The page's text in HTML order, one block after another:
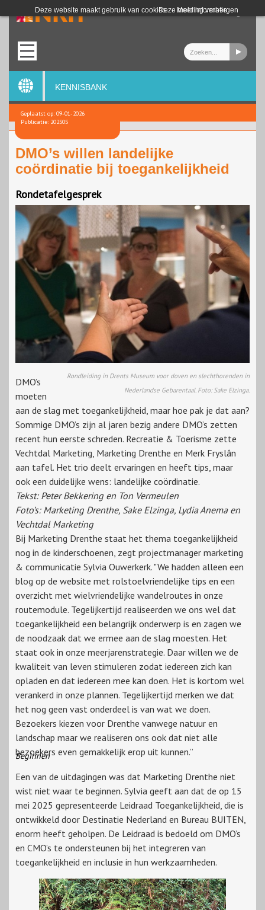
Deze website maakt gebruik van cookies. Meer informatie
Deze melding verbergen
Login
KENNISBANK
Geplaatst op: 09-01-2026
Publicatie: 202505
DMO’s willen landelijke
coördinatie bij toegankelijkheid
Rondetafelgesprek
Rondleiding in Drents Museum voor doven en slechthorenden in
Nederlandse Gebarentaal. Foto: Sake Elzinga.
DMO’s
moeten
aan de slag met toegankelijkheid, maar hoe pak je dat aan?
Sommige DMO’s zijn al jaren bezig andere DMO’s zetten
recent hun eerste schreden. Recreatie & Toerisme zette
Vechtdal Marketing, Marketing Drenthe en Merk Fryslân
aan tafel. Het trio deelt ervaringen en heeft tips, maar
ook een duidelijke wens: landelijke coördinatie.
Tekst: Peter Bekkering en Ton Vermeulen
Foto’s: Marketing Drenthe, Sake Elzinga, Lydia Anema en
Vechtdal Marketing
Bij Marketing Drenthe staat het thema toegankelijkheid
nog in de kinderschoenen, zegt projectmanager marketing
& communicatie Sylvia Ouwerkerk. "We hadden alleen een
blog op de website met rolstoelvriendelijke tips en een
overzicht met wielvriendelijke wandelroutes in onze
routemodule. Tegelijkertijd realiseerden we ons wel dat
toegankelijkheid een belangrijk onderwerp is en zagen we
de noodzaak dat we ermee aan de slag moesten. Het
staat ook in onze meerjarenstrategie. Daar willen we de
kwaliteit van leven stimuleren zodat iedereen zich kan
opladen en dat iedereen mee kan doen. Het is kortom wel
verankerd in onze plannen. Tegelijkertijd merken we dat
het nog geen vast onderdeel is van wat we doen.
Bezoekers kiezen voor Drenthe vanwege natuur en
landschap maar we realiseren ons ook dat niet alle
bezoekers even gemakkelijk erop uit kunnen.”
Beginnen
Een van de uitdagingen was dat Marketing Drenthe niet
wist niet waar te beginnen. Sylvia geeft aan dat de op 15
mei 2025 gepresenteerde Leidraad Toegankelijkheid, die is
ontwikkeld door Destinatie Nederland en Bureau BUITEN,
enorm heeft geholpen. De Leidraad is bedoeld om DMO’s
en CMO’s te ondersteunen bij het integreren van
toegankelijkheid en inclusie in hun werkzaamheden.